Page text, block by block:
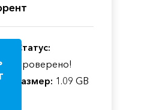
Статус:
Проверено!
Размер: 1.09 GB